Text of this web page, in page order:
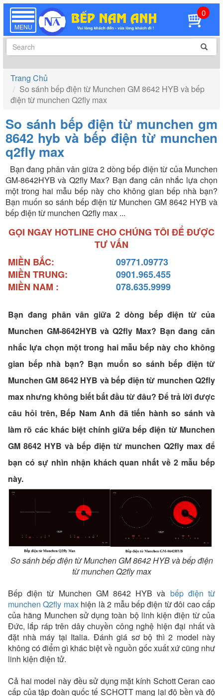
TOGGLE
NAVIGATION
MENU
0
Trang Chủ
So sánh bếp điện từ Munchen GM 8642 HYB và bếp
điện từ munchen Q2fly max
so sánh bếp điện từ munchen gm
8642 hyb và bếp điện từ munchen
q2fly max
Bạn đang phân vân giữa 2 dòng bếp điện từ của Munchen
GM-8642HYB và Q2fly Max? Bạn đang cân nhắc lựa chọn
một trong hai mẫu bếp này cho không gian bếp nhà bạn?
Bạn muốn so sánh bếp điện từ Munchen GM 8642 HYB và
bếp điện từ munchen Q2fly max ...
GỌI NGAY HOTLINE CHO CHÚNG TÔI ĐỂ ĐƯỢC
TƯ VẤN
MIỀN BẮC:
09771.09773
MIỀN TRUNG:
0901.965.455
MIỀN NAM :
078.635.9999
Bạn đang phân vân giữa 2 dòng bếp điện từ của
Munchen GM-8642HYB và Q2fly Max? Bạn đang cân
nhắc lựa chọn một trong hai mẫu bếp này cho không
gian bếp nhà bạn? Bạn muốn so sánh bếp điện từ
Munchen GM 8642 HYB và bếp điện từ munchen Q2fly
max nhưng không biết bắt đầu từ đâu? Để trả lời được
câu hỏi trên, Bếp Nam Anh đã tiến hành so sánh và
làm rõ các khác biệt chính giữa bếp điện từ Munchen
GM 8642 HYB và bếp điện từ munchen Q2fly max để
bạn có sự nhìn nhận khách quan nhất về 2 mẫu bếp
này.
So sánh bếp điện từ Munchen GM 8642 HYB và bếp điện
từ munchen Q2fly max
Bếp điện từ Munchen GM 8642 HYB và bếp điện từ
munchen Q2fly maxhiện là 2 mẫu bếp điện từ đôi cao cấp
của hãng Munchen sử dụng toàn bộ linh kiện điện từ của
Đức, lắp ráp trên dây chuyền công nghệ hiện đại nhất và
đặt nhà máy tại Italia. Đánh giá sơ bộ thì 2 model này
không có điểm gì khác biệt về nguồn gốc xuất xứ cũng như
linh kiện điện tử.
Cả hai model này đều sử dụng mặt kính Schott Ceran cao
cấp của tập đoàn quốc tế SCHOTT mang lại độ bền và độ